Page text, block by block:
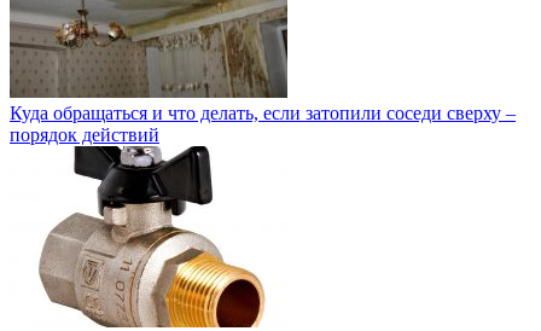
Куда обращаться и что делать, если затопили соседи сверху –
порядок действий